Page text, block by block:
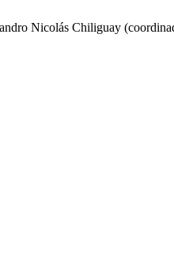
Nicolás Chiliguay